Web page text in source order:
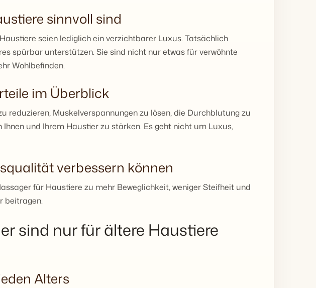
sinnvoll sind
seien lediglich ein verzichtbarer Luxus. Tatsächlich
spürbar unterstützen. Sie sind nicht nur etwas für verwöhnte
Wohlbefinden.
im Überblick
reduzieren, Muskelverspannungen zu lösen, die Durchblutung zu
und Ihrem Haustier zu stärken. Es geht nicht um Luxus,
verbessern können
für Haustiere zu mehr Beweglichkeit, weniger Steifheit und
beitragen.
sind nur für ältere Haustiere
Alters